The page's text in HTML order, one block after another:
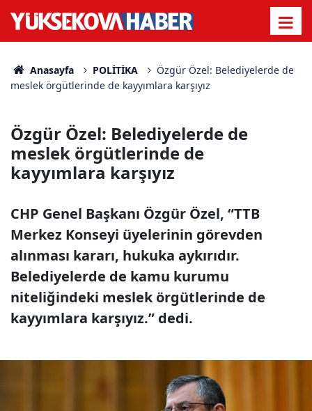
Anasayfa POLİTİKA
Özgür Özel: Belediyelerde de
meslek örgütlerinde de kayyımlara karşıyız
Özgür Özel: Belediyelerde de
meslek örgütlerinde de
kayyımlara karşıyız
CHP Genel Başkanı Özgür Özel, “TTB
Merkez Konseyi üyelerinin görevden
alınması kararı, hukuka aykırıdır.
Belediyelerde de kamu kurumu
niteliğindeki meslek örgütlerinde de
kayyımlara karşıyız.” dedi.